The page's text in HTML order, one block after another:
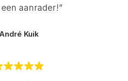
aanrader!”
André Kuik